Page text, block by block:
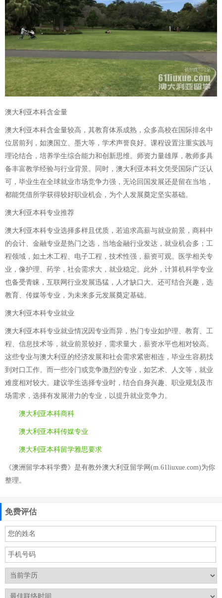
澳大利亚本科含金量
澳大利亚本科含金量较高，其教育体系成熟，众多高校在国际排名中
位居前列，如澳国立、墨大等，学术声誉良好。课程设置注重实践与
理论结合，培养学生综合能力和创新思维。师资力量雄厚，教师多具
备丰富教学经验与行业背景。同时，澳大利亚本科文凭受国际广泛认
可，毕业生在全球就业市场竞争力强，无论回国发展还是留在当地，
都能凭借所学获得较好职业机会，为个人发展奠定坚实基础。
澳大利亚本科专业推荐
澳大利亚本科专业选择多样且优质，若追求高薪与就业前景，商科中
的会计、金融专业是热门之选，当地金融行业发达，就业机会多；工
程领域，如土木工程、电子工程，技术性强，薪资可观。医学相关专
业，像护理、药学，社会需求大，就业稳定。此外，计算机科学专业
也备受青睐，互联网行业发展迅猛，人才缺口大。还可结合兴趣，选
教育、传媒等专业，为未来多元发展奠定基础。
澳大利亚本科专业就业
澳大利亚本科专业就业情况因专业而异，热门专业如护理、教育、工
程、信息技术等，就业前景较好，需求量大，薪资水平也相对较高。
这些专业与澳大利亚的经济发展和社会需求紧密相连，毕业生容易找
到对口工作。而一些冷门或竞争激烈的专业，如艺术、人文等，就业
难度相对较大。建议学生选择专业时，结合自身兴趣、职业规划及市
场需求，选择有发展潜力的专业，以提升就业竞争力。
澳大利亚本科商科
澳大利亚本科传媒专业
澳大利亚本科留学雅思要求
《澳洲留学本科学费》是有教外澳大利亚留学网(m.61liuxue.com)为你
整理。
免费评估